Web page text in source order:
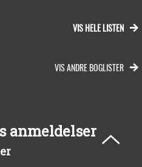
VIS HELE LISTEN
VIS ANDRE BOGLISTER
anmeldelser